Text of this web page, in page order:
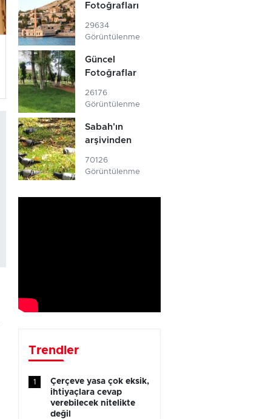
Fotoğrafları
29634
Görüntülenme
Güncel
Fotoğraflar
26176
Görüntülenme
Sabah'ın
arşivinden
70126
Görüntülenme
Trendler
1
Çerçeve yasa çok eksik,
ihtiyaçlara cevap
verebilecek nitelikte
değil